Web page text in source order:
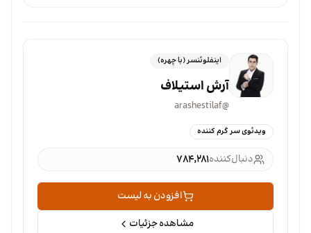
اینفلوئنسر (با چهره)
آرش استیلاف
@
arashestilaf
ویدئوی سر گرم کننده
دنبال‌کننده۷۸۴٬۲۸۱
افزودن به لیست
مشاهده جزئیات